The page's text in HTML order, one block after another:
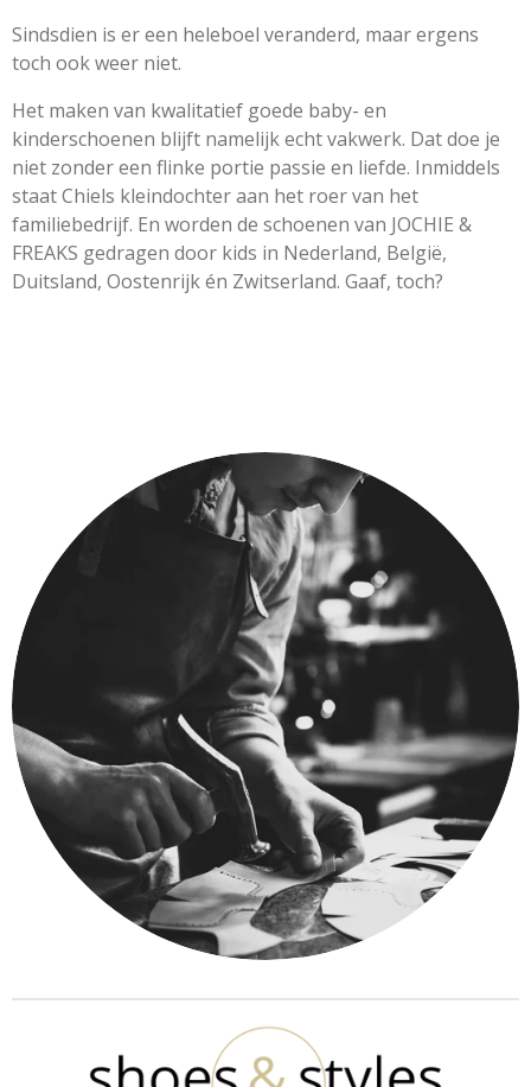
Sindsdien is er een heleboel veranderd, maar ergens
toch ook weer niet.
Het maken van kwalitatief goede baby- en
kinderschoenen blijft namelijk echt vakwerk. Dat doe je
niet zonder een flinke portie passie en liefde. Inmiddels
staat Chiels kleindochter aan het roer van het
familiebedrijf. En worden de schoenen van JOCHIE &
FREAKS gedragen door kids in Nederland, België,
Duitsland, Oostenrijk én Zwitserland. Gaaf, toch?